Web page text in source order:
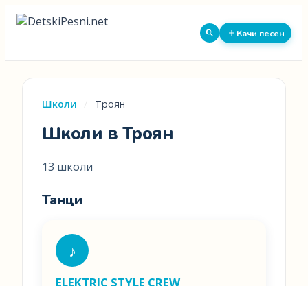
Качи песен
Школи Троян
Школи в Троян
13 школи
Танци
♪
ELEKTRIC STYLE CREW